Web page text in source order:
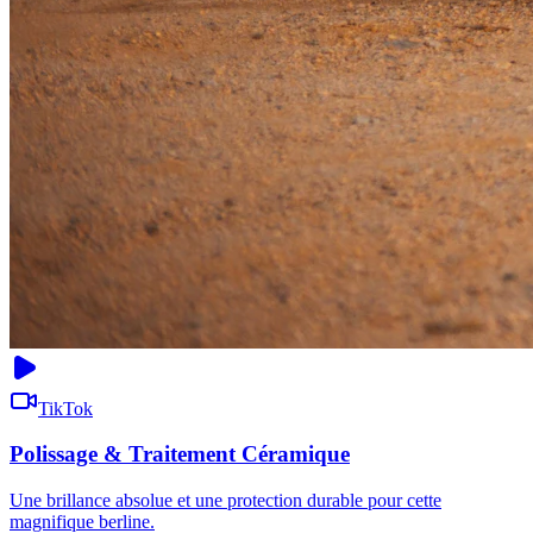
TikTok
Polissage & Traitement Céramique
Une brillance absolue et une protection durable pour cette
magnifique berline.